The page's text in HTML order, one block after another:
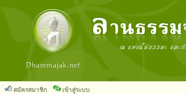
สมัครสมาชิก เข้าสู่ระบบ